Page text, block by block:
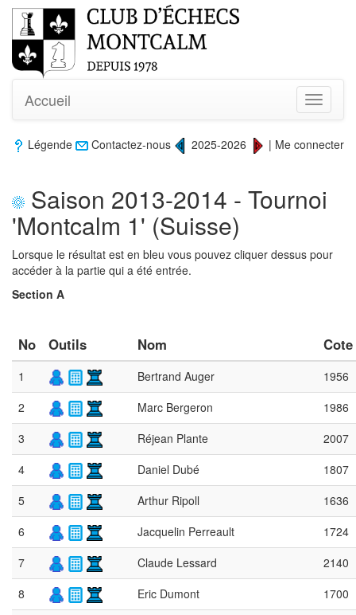
Toggle
Accueil
Légende Contactez-nous 2025-2026 | Me connecter
Saison 2013-2014 - Tournoi
'Montcalm 1' (Suisse)
Lorsque le résultat est en bleu vous pouvez cliquer dessus pour
accéder à la partie qui a été entrée.
Section A
No Outils Nom Cote
1 Bertrand Auger
1956
2
Marc Bergeron
1986
3
Réjean Plante
2007
4
Daniel Dubé
1807
5
Arthur Ripoll
1636
6
Jacquelin Perreault
1724
7
Claude Lessard
2140
8
Eric Dumont
1700